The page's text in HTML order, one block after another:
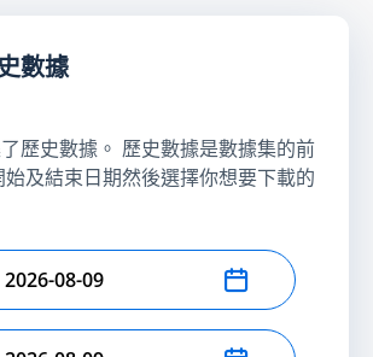
數據
歷史數據。 歷史數據是數據集的前
及結束日期然後選擇你想要下載的
日期